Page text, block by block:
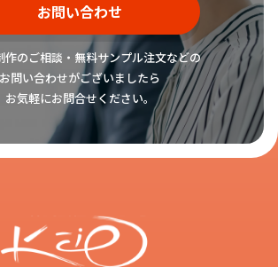
お問い合わせ
作のご相談・無料サンプル注文などの
お問い合わせがございましたら
お気軽にお問合せください。